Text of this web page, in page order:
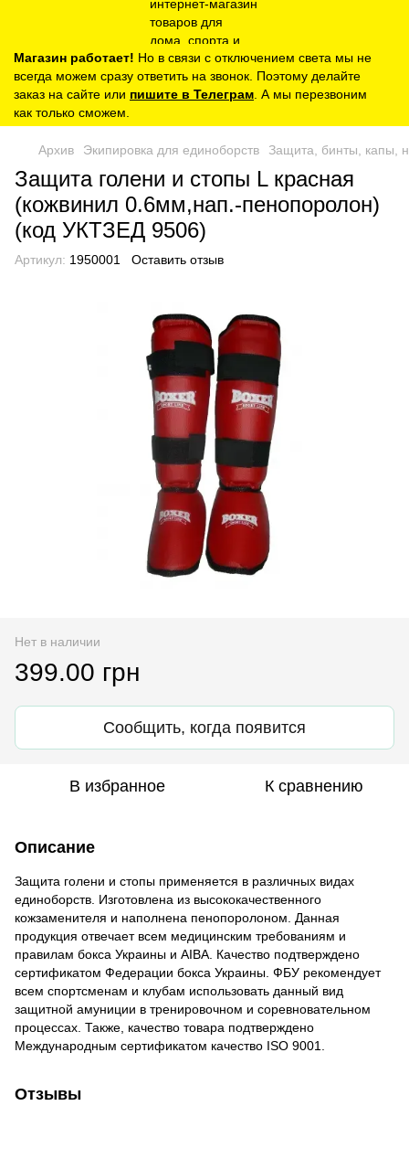
Магазин работает! Но в связи с отключением света мы не
всегда можем сразу ответить на звонок. Поэтому делайте
заказ на сайте или пишите в Телеграм . А мы перезвоним
как только сможем.
Архив Экипировка для единоборств Защита, бинты, капы,
Защита голени и стопы L красная
(кожвинил 0.6мм,нап.-пенопоролон)
(код УКТЗЕД 9506)
Артикул: 1950001 Оставить отзыв
Нет в наличии
399.00 грн
Сообщить, когда появится
В избранное К сравнению
Описание
Защита голени и стопы применяется в различных видах
единоборств. Изготовлена из высококачественного
кожзаменителя и наполнена пенопоролоном. Данная
продукция отвечает всем медицинским требованиям и
правилам бокса Украины и AIBA. Качество подтверждено
сертификатом Федерации бокса Украины. ФБУ рекомендует
всем спортсменам и клубам использовать данный вид
защитной амуниции в тренировочном и соревновательном
процессах. Также, качество товара подтверждено
Международным сертификатом качество ISO 9001.
Отзывы